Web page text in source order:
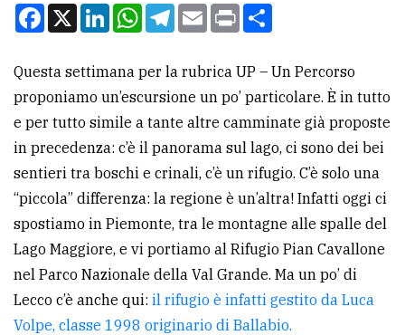
Per
tua
pubblicità
CERCA
Cerca
per
comune
Ricerca
avanzata
Facebook
X LinkedInWhatsApp
Telegram
EmailPrint
Questa settimana per la rubrica UP – Un Percorso
proponiamo un’escursione un po’ particolare. È in tutto
e per tutto simile a tante altre camminate già proposte
in precedenza: c’è il panorama sul lago, ci sono dei bei
sentieri tra boschi e crinali, c’è un rifugio. C’è solo una
“piccola” differenza: la regione è un’altra! Infatti oggi ci
spostiamo in Piemonte, tra le montagne alle spalle del
Lago Maggiore, e vi portiamo al Rifugio Pian Cavallone
nel Parco Nazionale della Val Grande. Ma un po’ di
Lecco c’è anche qui: il rifugio è infatti gestito da Luca
Volpe, classe 1998 originario di Ballabio.